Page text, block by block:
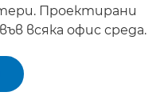
Проектирани
всяка офис среда.